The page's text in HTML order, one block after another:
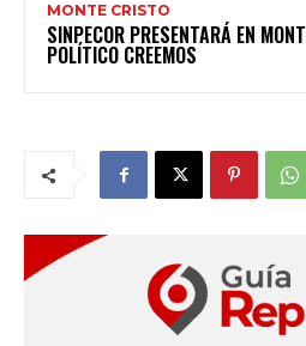
MONTE CRISTO
SINPECOR PRESENTARÁ EN
POLÍTICO CREEMOS